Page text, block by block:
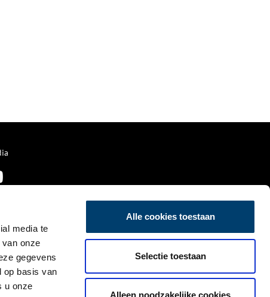
media te
onze
gegevens
op basis van
u onze
Alle cookies toestaan
Selectie toestaan
Alleen noodzakelijke cookies